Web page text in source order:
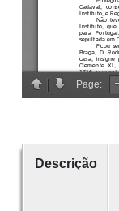
Descrição